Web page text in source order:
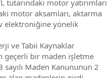
tutarındaki motor yatırımları
motor aksamları, aktarma
elektroniğine yönelik
ve Tabii Kaynaklar
geçerli bir maden işletme
sayılı Maden Kanununun 2